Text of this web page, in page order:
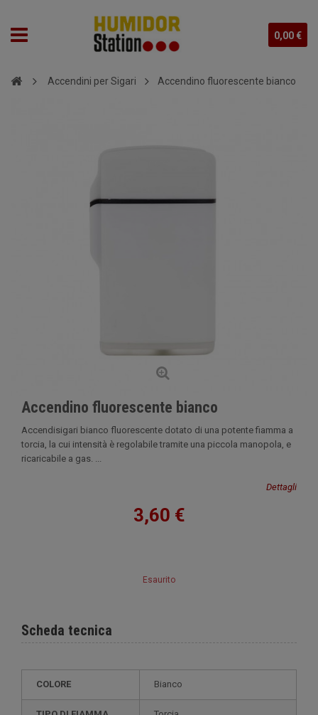
0,00 €
Accendini per Sigari Accendino fluorescente bianco
Accendino fluorescente bianco
Accendisigari bianco fluorescente dotato di una potente fiamma a
torcia, la cui intensità è regolabile tramite una piccola manopola, e
ricaricabile a gas. ...
Dettagli
3,60 €
Esaurito
Scheda tecnica
COLORE Bianco